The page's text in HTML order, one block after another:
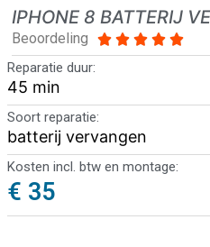
IPHONE 8 BATTERIJ
Beoordeling     
Reparatie duur:
45 min
Soort reparatie:
batterij vervangen
Kosten incl. btw en montage:
€ 35